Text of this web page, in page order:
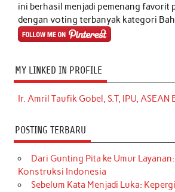
ini berhasil menjadi pemenang favorit
dengan voting terbanyak kategori
MY LINKED IN PROFILE
Ir. Amril Taufik Gobel, S.T, IPU, ASEAN
POSTING TERBARU
Dari Gunting Pita ke Umur
Konstruksi Indonesia
Sebelum Kata Menjadi Luka: